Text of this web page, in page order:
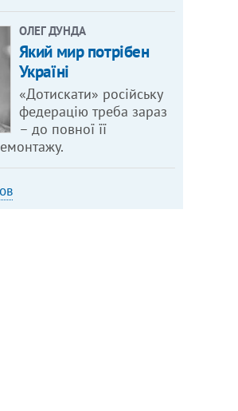
ОЛЕГ ДУНДА
Який мир потрібен
Україні
«Дотискати» російську
федерацію треба зараз
– до повної її